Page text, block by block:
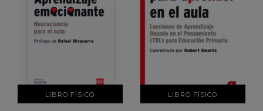
LIBRO FÍSICO
VER DETALLES
LIBRO FÍSICO
VER DETALLES